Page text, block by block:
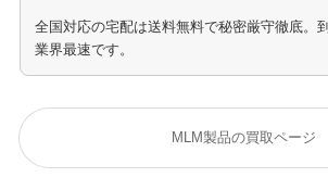
全国対応の宅配は送料無料で秘密厳守徹底。
業界最速です。
MLM製品の買取ページ